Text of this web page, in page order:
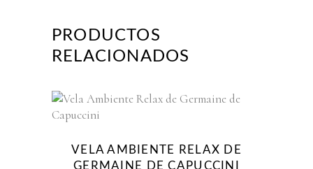
PRODUCTOS
RELACIONADOS
VELA AMBIENTE RELAX DE
GERMAINE DE CAPUCCINI